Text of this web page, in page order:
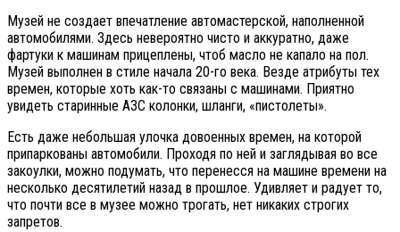
Музей не создает впечатление автомастерской, наполненной
автомобилями. Здесь невероятно чисто и аккуратно, даже
фартуки к машинам прицеплены, чтоб масло не капало на пол.
Музей выполнен в стиле начала 20-го века. Везде атрибуты тех
времен, которые хоть как-то связаны с машинами. Приятно
увидеть старинные АЗС колонки, шланги, «пистолеты».
Есть даже небольшая улочка довоенных времен, на которой
припаркованы автомобили. Проходя по ней и заглядывая во все
закоулки, можно подумать, что перенесся на машине времени на
несколько десятилетий назад в прошлое. Удивляет и радует то,
что почти все в музее можно трогать, нет никаких строгих
запретов.